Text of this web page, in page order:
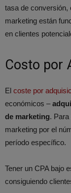
tasa de conversión,
marketing están
en clientes
Costo por
El coste por
económicos –
de marketing. Para
marketing por el
período específico.
Tener un CPA bajo
consiguiendo